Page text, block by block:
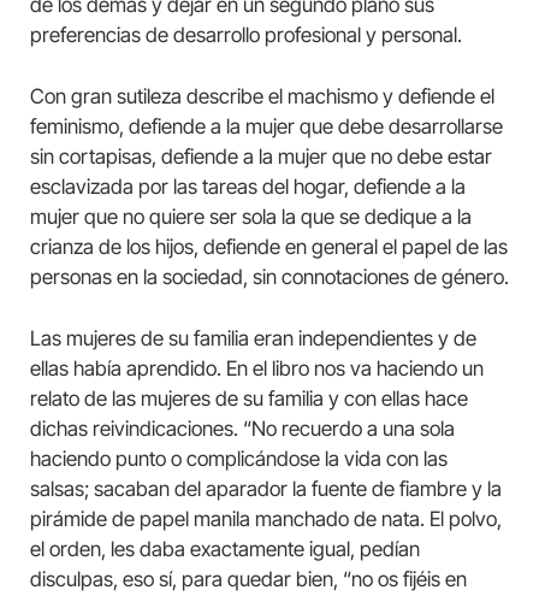
preferencias de desarrollo profesional y personal.
Con gran sutileza describe el machismo y defiende el
feminismo, defiende a la mujer que debe desarrollarse
sin cortapisas, defiende a la mujer que no debe estar
esclavizada por las tareas del hogar, defiende a la
mujer que no quiere ser sola la que se dedique a la
crianza de los hijos, defiende en general el papel de las
personas en la sociedad, sin connotaciones de género.
Las mujeres de su familia eran independientes y de
ellas había aprendido. En el libro nos va haciendo un
relato de las mujeres de su familia y con ellas hace
dichas reivindicaciones. “No recuerdo a una sola
haciendo punto o complicándose la vida con las
salsas; sacaban del aparador la fuente de fiambre y la
pirámide de papel manila manchado de nata. El polvo,
el orden, les daba exactamente igual, pedían
disculpas, eso sí, para quedar bien, “no os fijéis en